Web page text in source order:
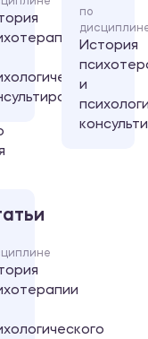
по
История
и